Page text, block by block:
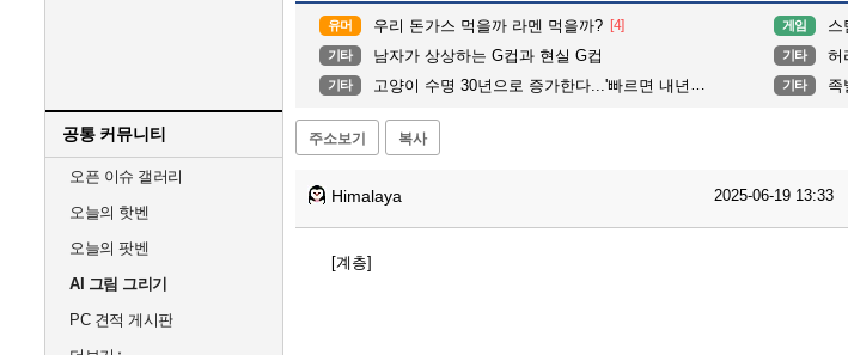
공통 커뮤니티
오픈 이슈 갤러리
오늘의 핫벤
오늘의 팟벤
AI 그림 그리기
PC 견적 게시판
유머 우리 돈가스 먹을까 라멘 먹을까? [4] 게임 스
기타 남자가 상상하는 G컵과 현실 G컵 기타 허
기타 고양이 수명 30년으로 증가한다...'빠르면 내년부터 상용화' 기타 족
주소보기 복사
Himalaya 2025-06-19 13:33
[계층]